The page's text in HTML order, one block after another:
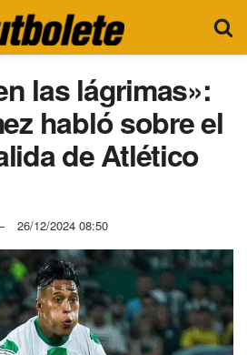
las lágrimas»:
habló sobre el
de Atlético
26/12/2024 08:50